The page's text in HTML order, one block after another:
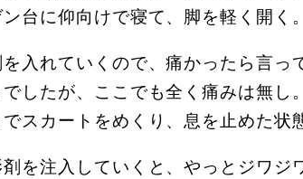
台に仰向けで寝て、脚を軽く開く。
を入れていくので、痛かったら言っ
したが、ここでも全く痛みは無し。
スカートをめくり、息を止めた状
を注入していくと、やっとジワジ